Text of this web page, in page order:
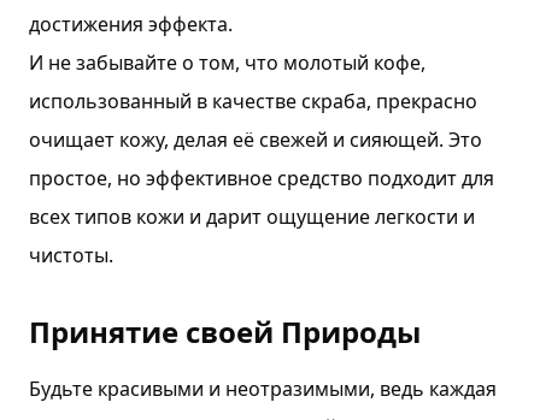
достижения эффекта.
И не забывайте о том, что молотый кофе,
использованный в качестве скраба, прекрасно
очищает кожу, делая её свежей и сияющей. Это
простое, но эффективное средство подходит для
всех типов кожи и дарит ощущение легкости и
чистоты.
Принятие своей Природы
Будьте красивыми и неотразимыми, ведь каждая